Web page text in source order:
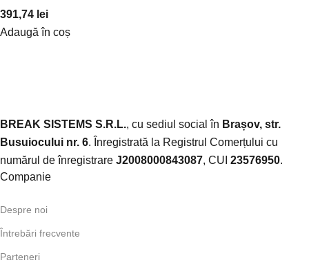
391,74 lei
Adaugă în coș
BREAK SISTEMS S.R.L., cu sediul social în Brașov, str.
Busuiocului nr. 6. Înregistrată la Registrul Comerțului cu
numărul de înregistrare J2008000843087, CUI 23576950.​
Companie
Despre noi
Întrebări frecvente
Parteneri